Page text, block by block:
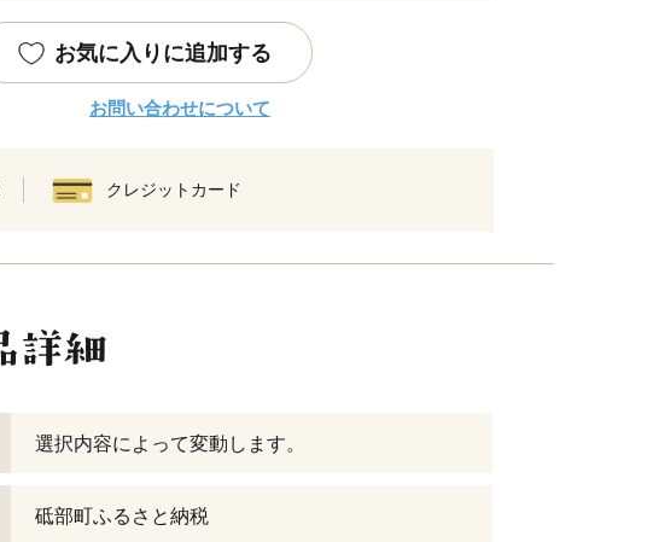
お気に入りに追加する
お問い合わせについて
クレジットカード
選択内容によって変動します。
砥部町ふるさと納税